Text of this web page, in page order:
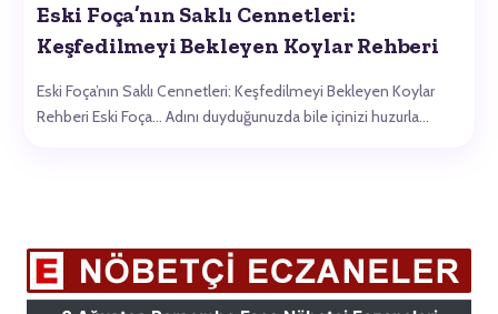
Eski Foça’nın Saklı Cennetleri:
Keşfedilmeyi Bekleyen Koylar Rehberi
Eski Foça’nın Saklı Cennetleri: Keşfedilmeyi Bekleyen Koylar
Rehberi Eski Foça… Adını duyduğunuzda bile içinizi huzurla…